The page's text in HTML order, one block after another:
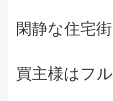
閑静な住宅
買主様はフ